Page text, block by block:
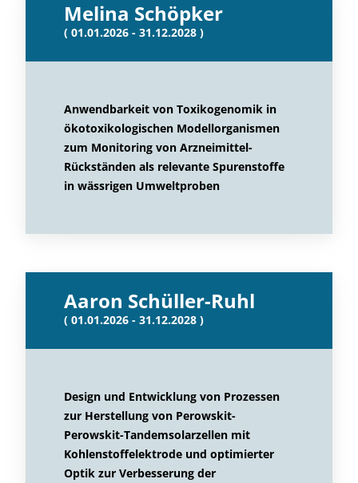
Melina Schöpker
( 01.01.2026 - 31.12.2028 )
Anwendbarkeit von Toxikogenomik in
ökotoxikologischen Modellorganismen
zum Monitoring von Arzneimittel-
Rückständen als relevante Spurenstoffe
in wässrigen Umweltproben
Aaron Schüller-Ruhl
( 01.01.2026 - 31.12.2028 )
Design und Entwicklung von Prozessen
zur Herstellung von Perowskit-
Perowskit-Tandemsolarzellen mit
Kohlenstoffelektrode und optimierter
Optik zur Verbesserung der